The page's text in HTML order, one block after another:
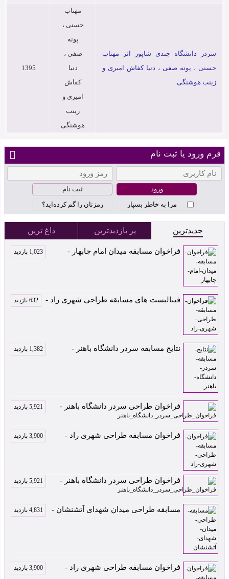
سردر دانشگاه جندی شاپور اثر مهتاب
حسنی ، پونه صفی ، دنیا کفاش امیری و
زینب هوشنگی
مهتاب
حسنی ،
پونه
صفی ،
دنیا
کفاش
امیری و
زینب
هوشنگی
1395
فرم ورود یا ثبت نام
ثبت نام
مرا به خاطر بسپار
رمزتان را گم کرده‌اید؟
جدیدترین پر بازدیدترین داغ ترین
فراخوان مسابقه میدان امام چابهار - 1,023 بازدید
فینالیست های مسابقه طراحی شهری راد - 632 بازدید
نتایج مسابقه سردر دانشگاه باهنر - 1,382 بازدید
فراخوان طراحی سردر دانشگاه باهنر - 5,921 بازدید
فراخوان مسابقه طراحی شهری راد - 3,900 بازدید
فراخوان طراحی سردر دانشگاه باهنر - 5,921 بازدید
مسابقه طراحی میدان شهدای آتشنشان - 4,831 بازدید
فراخوان مسابقه طراحی شهری راد - 3,900 بازدید